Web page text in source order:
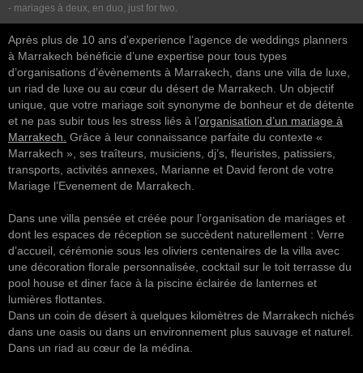
- mariages à deux, en duo, just for two.
Après plus de 10 ans d’experience l’agence de weddings planners
à Marrakech bénéficie d’une expertise pour tous types
d’organisations d’évènements à Marrakech, dans une villa de luxe,
un riad de luxe ou au cœur du désert de Marrakech. Un objectif
unique, que votre mariage soit synonyme de bonheur et de détente
et ne pas subir tous les stress liés à l’organisation d’un mariage à
Marrakech Grâce à leur connaissance parfaite du contexte «
Marrakech », ses traîteurs, musiciens, dj’s, fleuristes, patissiers,
transports, activités annexes, Marianne et David feront de votre
Mariage l’Evenement de Marrakech.
Dans une villa pensée et créée pour l’organisation de mariages et
dont les espaces de réception se succèdent naturellement : Verre
d’accueil, cérémonie sous les oliviers centenaires de la villa avec
une décoration florale personnalisée, cocktail sur le toit terrasse du
pool house et diner face à la piscine éclairée de lanternes et
lumières flottantes.
Dans un coin de désert à quelques kilomètres de Marrakech nichés
dans une oasis ou dans un environnement plus sauvage et naturel.
Dans un riad au cœur de la médina.